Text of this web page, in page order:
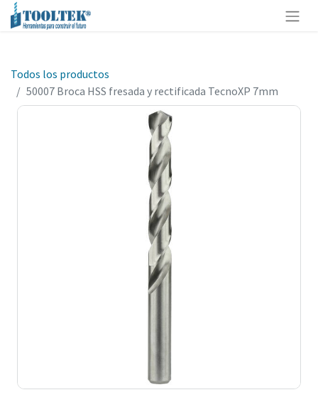
Todos los productos
50007 Broca HSS fresada y rectificada TecnoXP 7mm